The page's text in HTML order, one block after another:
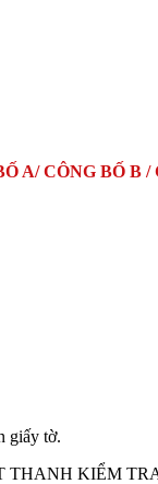
A/ CÔNG BỐ
giấy tờ.
KIỂM